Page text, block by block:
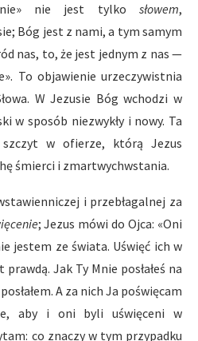
nie jest tylko słowem,
Bóg jest z nami, a tym samym
nas, to, że jest jednym z nas —
To objawienie urzeczywistnia
W Jezusie Bóg wchodzi w
w sposób niezwykły i nowy. Ta
szczyt w ofierze, którą Jezus
śmierci i zmartwychwstania.
i przebłagalnej za
; Jezus mówi do Ojca: «Oni
jestem ze świata. Uświęć ich w
Jak Ty Mnie posłałeś na
A za nich Ja poświęcam
aby i oni byli uświęceni w
co znaczy w tym przypadku